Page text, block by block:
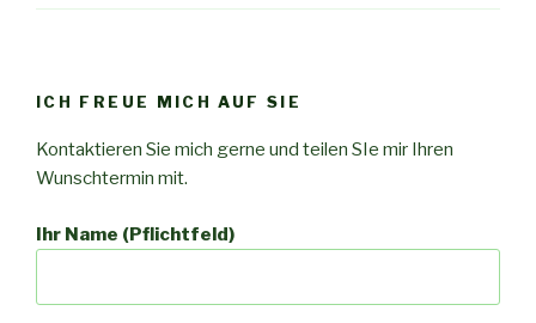
ICH FREUE MICH AUF SIE
Kontaktieren Sie mich gerne und teilen SIe mir Ihren
Wunschtermin mit.
Ihr Name (Pflichtfeld)